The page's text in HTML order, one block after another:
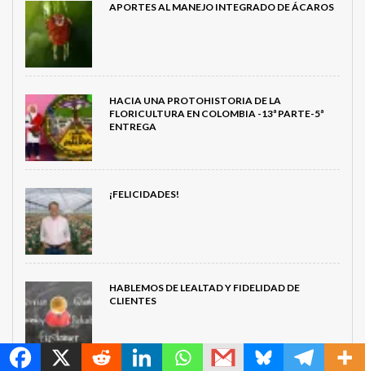
APORTES AL MANEJO INTEGRADO DE ÁCAROS
HACIA UNA PROTOHISTORIA DE LA
FLORICULTURA EN COLOMBIA -13ª PARTE-5ª
ENTREGA
¡FELICIDADES!
HABLEMOS DE LEALTAD Y FIDELIDAD DE
CLIENTES